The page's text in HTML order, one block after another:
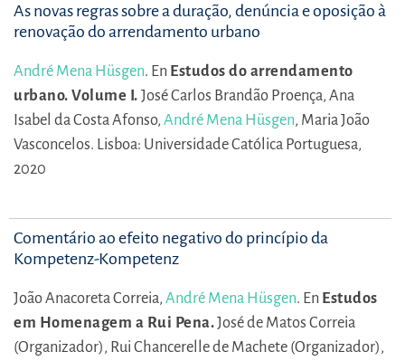
As novas regras sobre a duração, denúncia e oposição à
renovação do arrendamento urbano
André Mena Hüsgen. En Estudos do arrendamento
urbano. Volume I. José Carlos Brandão Proença, Ana
Isabel da Costa Afonso, André Mena Hüsgen, Maria João
Vasconcelos. Lisboa: Universidade Católica Portuguesa,
2020
Comentário ao efeito negativo do princípio da
Kompetenz-Kompetenz
João Anacoreta Correia, André Mena Hüsgen. En Estudos
em Homenagem a Rui Pena.José de Matos Correia
(Organizador), Rui Chancerelle de Machete (Organizador),